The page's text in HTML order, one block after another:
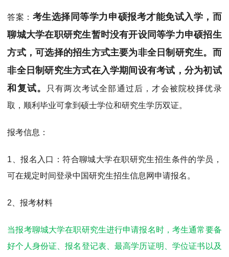
答案： 考生选择同等学力申硕报考才能免试入学，而
聊城大学在职研究生暂时没有开设同等学力申硕招生
方式，可选择的招生方式主要为非全日制研究生。 而
非全日制研究生方式在入学期间设有考试，分为初试
和复试。
只有两次考试全部通过后，才会被院校择优录
取，顺利毕业可拿到硕士学位和研究生学历双证。
报考信息：
1、报名入口：符合聊城大学在职研究生招生条件的学员，
可在规定时间登录中国研究生招生信息网申请报名。
2、报考材料
当报考聊城大学在职研究生进行申请报名时，考生通常要备
好个人身份证、报名登记表、最高学历证明、学位证书以及